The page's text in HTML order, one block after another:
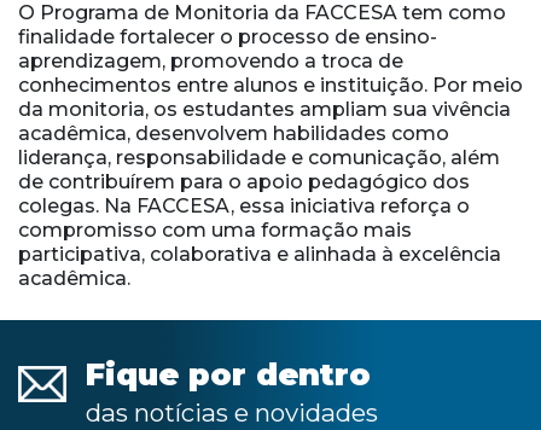
O Programa de Monitoria da FACCESA tem como
finalidade fortalecer o processo de ensino-
aprendizagem, promovendo a troca de
conhecimentos entre alunos e instituição. Por meio
da monitoria, os estudantes ampliam sua vivência
acadêmica, desenvolvem habilidades como
liderança, responsabilidade e comunicação, além
de contribuírem para o apoio pedagógico dos
colegas. Na FACCESA, essa iniciativa reforça o
compromisso com uma formação mais
participativa, colaborativa e alinhada à excelência
acadêmica.
Fique por dentro
das notícias e novidades